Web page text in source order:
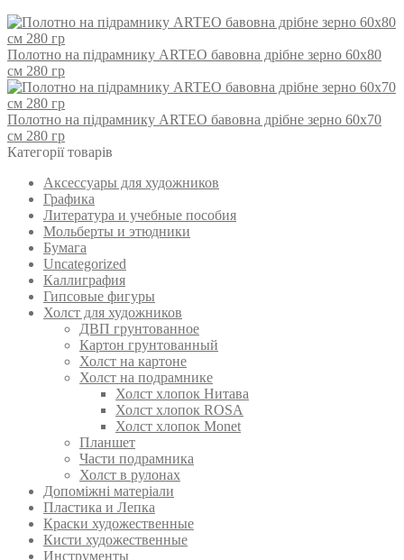
Полотно на підрамнику ARTEO бавовна дрібне зерно 60х80
см 280 гр
Полотно на підрамнику ARTEO бавовна дрібне зерно 60х70
см 280 гр
Категорії товарів
Аксессуары для художников
Графика
Литература и учебные пособия
Мольберты и этюдники
Бумага
Uncategorized
Каллиграфия
Гипсовые фигуры
Холст для художников
ДВП грунтованное
Картон грунтованный
Холст на картоне
Холст на подрамнике
Холст хлопок Нитава
Холст хлопок ROSA
Холст хлопок Monet
Планшет
Части подрамника
Холст в рулонах
Допоміжні матеріали
Пластика и Лепка
Краски художественные
Кисти художественные
Инструменты